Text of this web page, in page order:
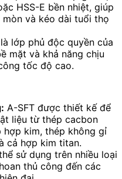
HSS-E bền nhiệt, giúp
và kéo dài tuổi thọ
lớp phủ độc quyền của
mặt và khả năng chịu
tốc độ cao.
A-SFT được thiết kế để
liệu từ thép cacbon
kim, thép không gỉ
cả hợp kim titan.
sử dụng trên nhiều loại
thủ công đến các